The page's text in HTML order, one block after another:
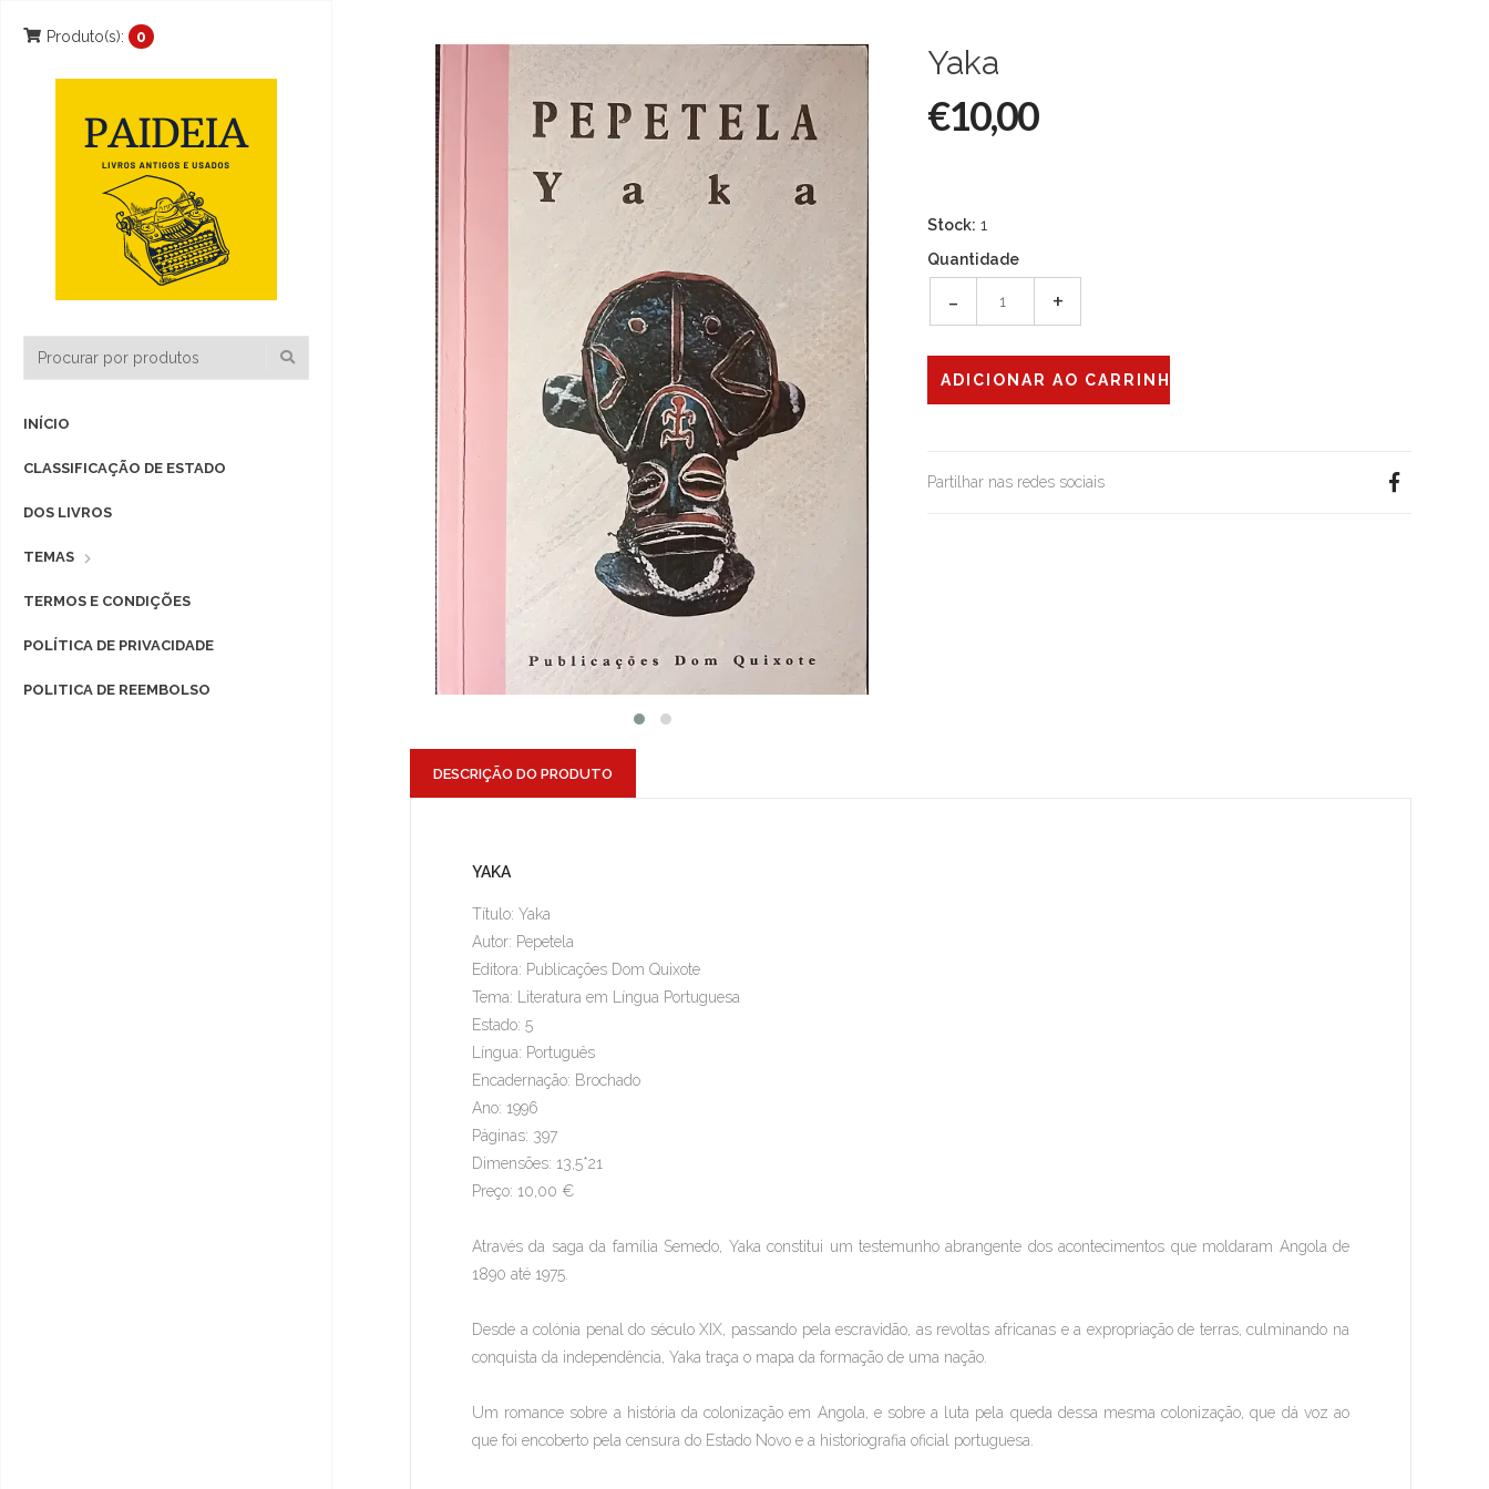
Produto(s): 0
INÍCIO
CLASSIFICAÇÃO DE ESTADO
DOS LIVROS
TEMAS
TERMOS E CONDIÇÕES
POLÍTICA DE PRIVACIDADE
POLITICA DE REEMBOLSO
Yaka
€10,00
Stock: 1
Quantidade
- +
Partilhar nas redes sociais
DESCRIÇÃO DO PRODUTO
YAKA
Título: Yaka
Autor: Pepetela
Editora: Publicações Dom Quixote
Tema: Literatura em Língua Portuguesa
Estado: 5
Língua: Português
Encadernação: Brochado
Ano: 1996
Páginas: 397
Dimensões: 13,5*21
Preço: 10,00 €
Através da saga da família Semedo, Yaka constitui um testemunho abrangente dos acontecimentos que moldaram Angola de
1890 até 1975.
Desde a colónia penal do século XIX, passando pela escravidão, as revoltas africanas e a expropriação de terras, culminando na
conquista da independência, Yaka traça o mapa da formação de uma nação.
Um romance sobre a história da colonização em Angola, e sobre a luta pela queda dessa mesma colonização, que dá voz ao
que foi encoberto pela censura do Estado Novo e a historiografia oficial portuguesa.